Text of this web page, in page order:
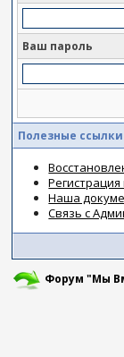
Ваш пароль
Полезные ссылки
Наша
Связь с
Форум "Мы